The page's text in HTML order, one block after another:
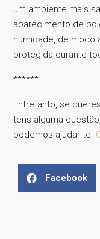
um ambiente mais
aparecimento de
humidade, de modo
protegida durante
******
Entretanto, se
tens alguma
podemos ajudar-te.
Facebook